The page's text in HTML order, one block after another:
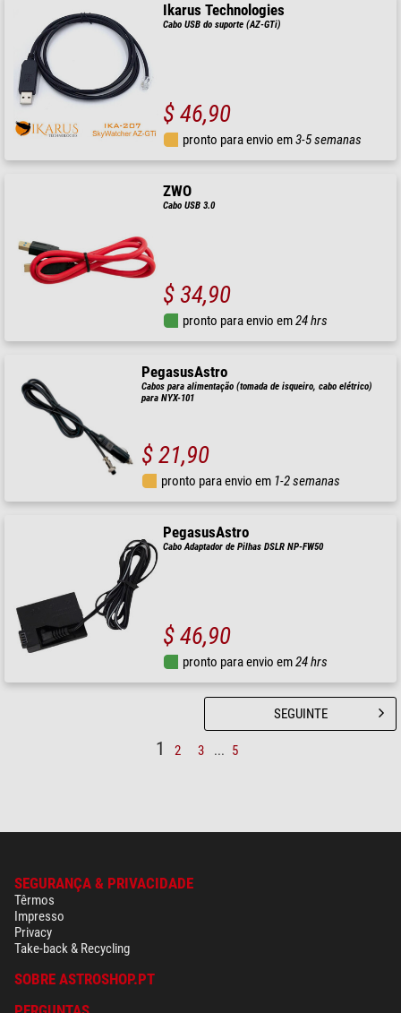
Ikarus Technologies
Cabo USB do suporte (AZ-GTi)
$ 46,90
pronto para envio em3-5 semanas
ZWO
Cabo USB 3.0
$ 34,90
pronto para envio em24 hrs
PegasusAstro
Cabos para alimentação (tomada de isqueiro, cabo elétrico)
para NYX-101
$ 21,90
pronto para envio em 1-2 semanas
PegasusAstro
Cabo Adaptador de Pilhas DSLR NP-FW50
$ 46,90
pronto para envio em24 hrs
1 2 3 ... 5
SEGUINTE
SEGURANÇA & PRIVACIDADE
Têrmos
Impresso
Privacy
Take-back & Recycling
SOBRE ASTROSHOP.PT